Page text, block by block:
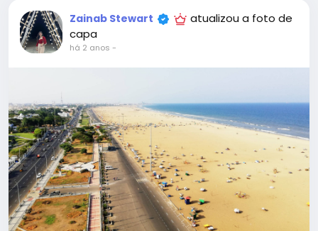
Zainab Stewart
atualizou a foto de
capa
há 2 anos -